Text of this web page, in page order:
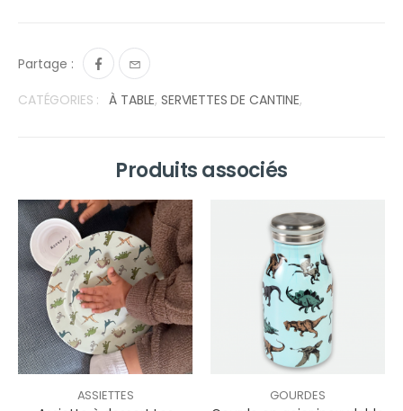
Partage :
CATÉGORIES : À TABLE, SERVIETTES DE CANTINE,
Produits associés
ASSIETTES GOURDES